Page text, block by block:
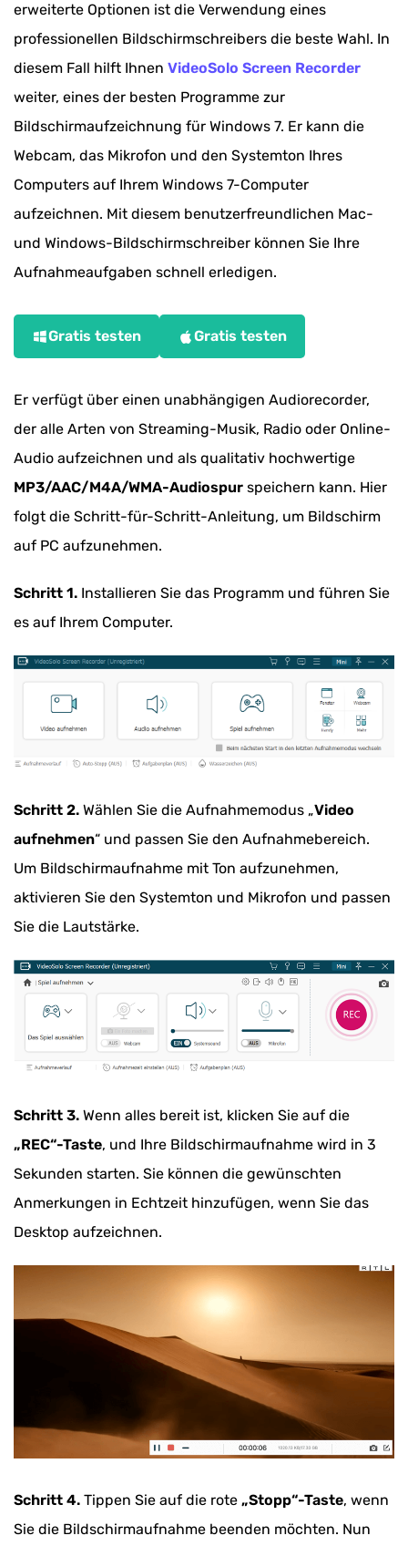
Methode 4. Bildschirm unter Windows 7 mit
Fazit
FAQs über Bildschirmaufnahme unter Windows
7
erweiterte Optionen ist die Verwendung eines
professionellen Bildschirmschreibers die beste Wahl. In
diesem Fall hilft Ihnen VideoSolo Screen Recorder
weiter, eines der besten Programme zur
Bildschirmaufzeichnung für Windows 7. Er kann die
Webcam, das Mikrofon und den Systemton Ihres
Computers auf Ihrem Windows 7-Computer
aufzeichnen. Mit diesem benutzerfreundlichen Mac-
und Windows-Bildschirmschreiber können Sie Ihre
Aufnahmeaufgaben schnell erledigen.
Gratis testen Gratis testen
Er verfügt über einen unabhängigen Audiorecorder,
der alle Arten von Streaming-Musik, Radio oder Online-
Audio aufzeichnen und als qualitativ hochwertige
MP3/AAC/M4A/WMA-Audiospur speichern kann. Hier
folgt die Schritt-für-Schritt-Anleitung, um Bildschirm
auf PC aufzunehmen.
Schritt 1. Installieren Sie das Programm und führen Sie
es auf Ihrem Computer.
Schritt 2. Wählen Sie die Aufnahmemodus „Video
aufnehmen“ und passen Sie den Aufnahmebereich.
Um Bildschirmaufnahme mit Ton aufzunehmen,
aktivieren Sie den Systemton und Mikrofon und passen
Sie die Lautstärke.
Schritt 3. Wenn alles bereit ist, klicken Sie auf die
„REC“-Taste, und Ihre Bildschirmaufnahme wird in 3
Sekunden starten. Sie können die gewünschten
Anmerkungen in Echtzeit hinzufügen, wenn Sie das
Desktop aufzeichnen.
Schritt 4. Tippen Sie auf die rote „Stopp“-Taste, wenn
Sie die Bildschirmaufnahme beenden möchten. Nun